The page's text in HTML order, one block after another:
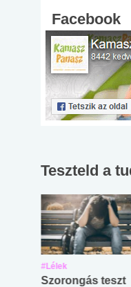
Facebook
Teszteld a
#Lélek
Szorongás teszt